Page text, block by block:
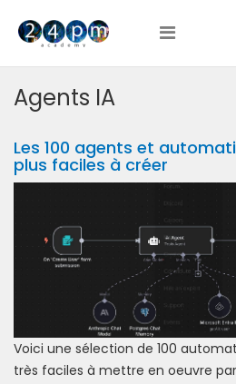
Agents IA
Les 100 agents et
plus faciles à créer
Voici une sélection de 100
très faciles à mettre en oeuvre